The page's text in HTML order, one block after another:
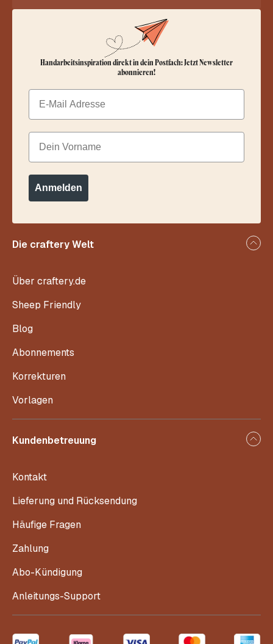
Die craftery Welt
Über craftery.de
Sheep Friendly
Blog
Abonnements
Korrekturen
Vorlagen
Kundenbetreuung
Kontakt
Lieferung und Rücksendung
Häufige Fragen
Zahlung
Abo-Kündigung
Anleitungs-Support
Handarbeitsinspiration direkt in dein Postfach: Jetzt Newsletter
abonnieren!
Email
Dein Vorname
Anmelden